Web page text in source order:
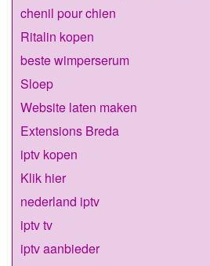
chenil pour chien
Ritalin kopen
beste wimperserum
Sloep
Website laten maken
Extensions Breda
iptv kopen
Klik hier
nederland iptv
iptv tv
iptv aanbieder